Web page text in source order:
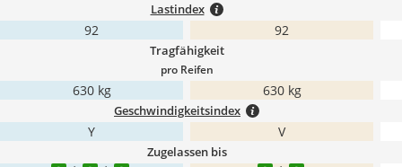
Lastindex
92 92
Tragfähigkeit
pro Reifen
630 kg 630 kg
Geschwindigkeitsindex
Y V
Zugelassen bis